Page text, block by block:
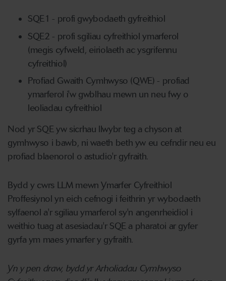
SQE1 - profi gwybodaeth gyfreithiol
SQE2 - profi sgiliau cyfreithiol ymarferol
(megis cyfweld, eiriolaeth ac ysgrifennu
cyfreithiol)
Profiad Gwaith Cymhwyso (QWE) - profiad
ymarferol i'w gwblhau mewn un neu fwy o
leoliadau cyfreithiol
Nod yr SQE yw sicrhau llwybr teg a chyson at
gymhwyso i bawb, ni waeth beth yw eu cefndir neu eu
profiad blaenorol o astudio'r gyfraith.
Bydd y cwrs LLM mewn Ymarfer Cyfreithiol
Proffesiynol yn eich cefnogi i feithrin yr wybodaeth
sylfaenol a'r sgiliau ymarferol sy'n angenrheidiol i
weithio tuag at asesiadau'r SQE a pharatoi ar gyfer
gyrfa ym maes ymarfer y gyfraith.
Yn y pen draw, bydd yr Arholiadau Cymhwyso